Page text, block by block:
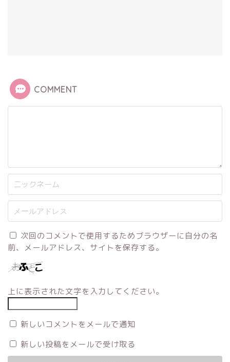
COMMENT
次回のコメントで使用するためブラウザーに自分の名
前、メールアドレス、サイトを保存する。
上に表示された文字を入力してください。
新しいコメントをメールで通知
新しい投稿をメールで受け取る